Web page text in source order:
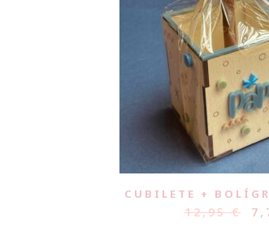
CUBILETE +
12,95€